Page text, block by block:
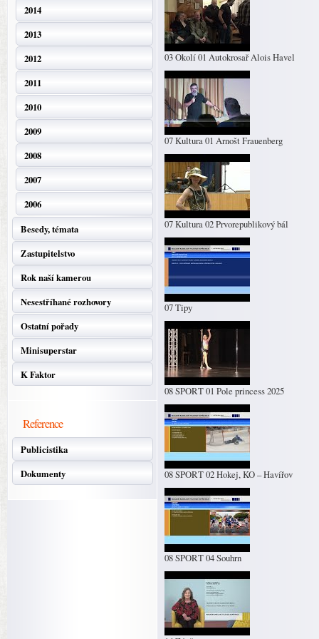
2014
2013
2012
2011
2010
2009
2008
2007
2006
Besedy, témata
Zastupitelstvo
Rok naší kamerou
Nesestříhané rozhovory
Ostatní pořady
Minisuperstar
K Faktor
Reference
Publicistika
Dokumenty
03 Okolí 01 Autokrosař Alois Havel
07 Kultura 01 Arnošt Frauenberg
07 Kultura 02 Prvorepublikový bál
07 Tipy
08 SPORT 01 Pole princess 2025
08 SPORT 02 Hokej, KO – Havířov
08 SPORT 04 Souhrn